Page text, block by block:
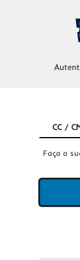
CC /
Faça a